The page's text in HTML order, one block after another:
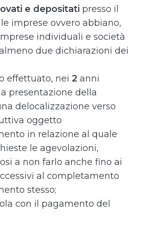
e depositati presso il
imprese ovvero abbiano,
individuali e società
due dichiarazioni dei
effettuato, nei 2 anni
presentazione della
delocalizzazione verso
oggetto
in relazione al quale
le agevolazioni,
a non farlo anche fino ai
al completamento
stesso;
con il pagamento del